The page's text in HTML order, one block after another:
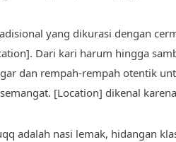
yang dikurasi dengan
Dari kari harum hingga
dan rempah-rempah otentik
[Location] dikenal
adalah nasi lemak, hidangan